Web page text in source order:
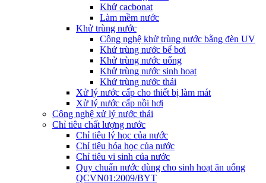
Khử cacbonat
Làm mềm nước
Khử trùng nước
Công nghệ khử trùng nước bằng đèn UV
Khử trùng nước bể bơi
Khử trùng nước uống
Khử trùng nước sinh hoạt
Khử trùng nước thải
Xử lý nước cấp cho thiết bị làm mát
Xử lý nước cấp nồi hơi
Công nghệ xử lý nước thải
Chỉ tiêu chất lượng nước
Chỉ tiêu lý học của nước
Chỉ tiêu hóa học của nước
Chỉ tiêu vi sinh của nước
Quy chuẩn nước dùng cho sinh hoạt ăn uống
QCVN01:2009/BYT